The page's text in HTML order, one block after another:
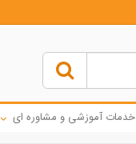
خدمات آموزشی و مشاوره ای